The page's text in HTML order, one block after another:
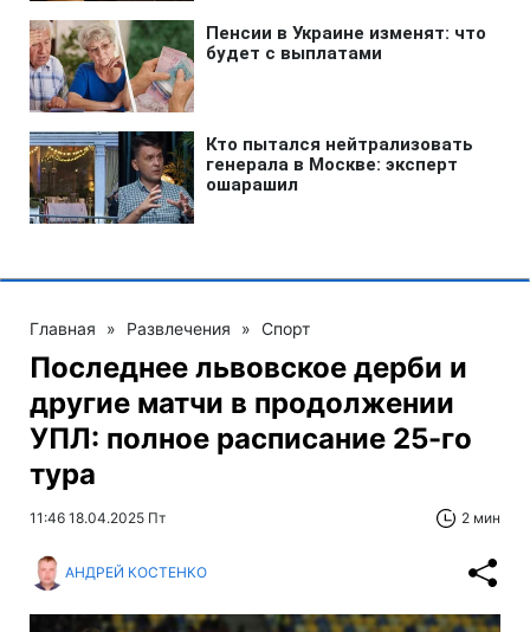
Главная » Развлечения » Спорт
Последнее львовское дерби и
другие матчи в продолжении
УПЛ: полное расписание 25-го
тура
11:46 18.04.2025 Пт 2 мин
АНДРЕЙ КОСТЕНКО